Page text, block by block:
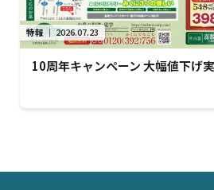
特報 ｜ 2026.07.23
10周年キャンペーン 大幅値下げ